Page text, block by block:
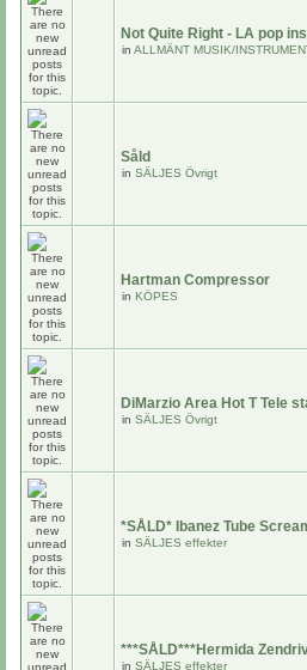
Not Quite Right - LA pop
in ALLMÄNT MUSIK/
Såld
in SÄLJES Övrigt
Hartman Compressor
in KÖPES
DiMarzio Area Hot T Tele
in SÄLJES Övrigt
*SÅLD* Ibanez Tube
in SÄLJES effekter
***SÅLD***Hermida
in SÄLJES effekter